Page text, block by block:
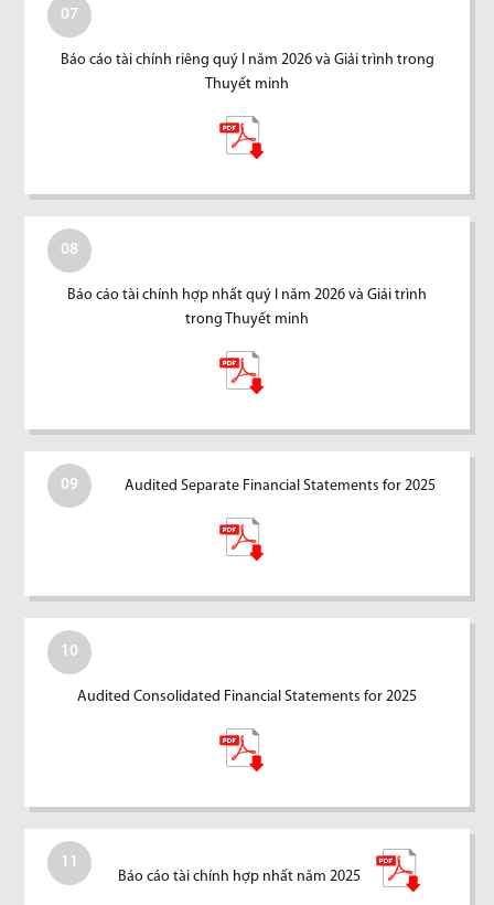
07
Báo cáo tài chính riêng quý I năm 2026 và Giải trình trong
Thuyết minh
08
Báo cáo tài chính hợp nhất quý I năm 2026 và Giải trình
trong Thuyết minh
09 Audited Separate Financial Statements for 2025
10
Audited Consolidated Financial Statements for 2025
11
Báo cáo tài chính hợp nhất năm 2025